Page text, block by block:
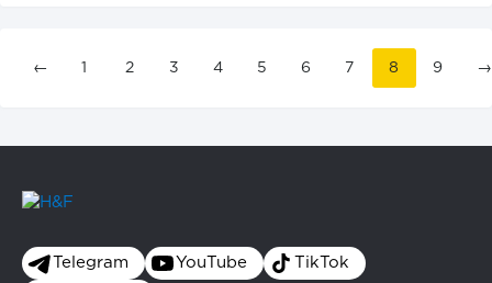
← 1 2 3 4 5 6 7 8 9 →
Telegram YouTube TikTok